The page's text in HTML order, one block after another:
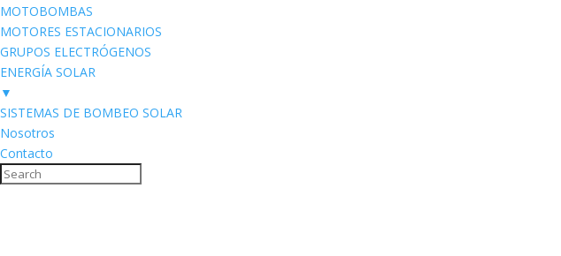
MOTOBOMBAS
MOTORES ESTACIONARIOS
GRUPOS ELECTRÓGENOS
ENERGÍA SOLAR
▼
SISTEMAS DE BOMBEO SOLAR
Nosotros
Contacto